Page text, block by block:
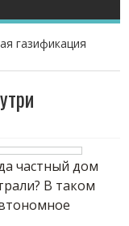
газификация
частный дом
В таком